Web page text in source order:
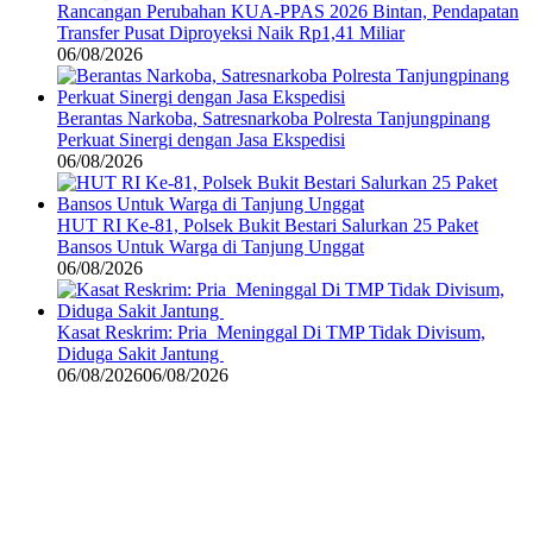
Rancangan Perubahan KUA-PPAS 2026 Bintan, Pendapatan
Transfer Pusat Diproyeksi Naik Rp1,41 Miliar
06/08/2026
Berantas Narkoba, Satresnarkoba Polresta Tanjungpinang
Perkuat Sinergi dengan Jasa Ekspedisi
06/08/2026
HUT RI Ke-81, Polsek Bukit Bestari Salurkan 25 Paket
Bansos Untuk Warga di Tanjung Unggat
06/08/2026
Kasat Reskrim: Pria Meninggal Di TMP Tidak Divisum,
Diduga Sakit Jantung
06/08/202606/08/2026